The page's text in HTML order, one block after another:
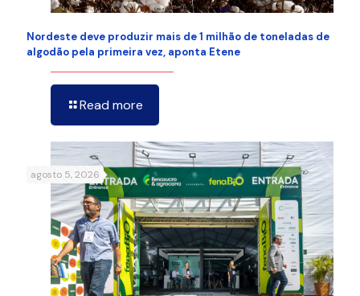
Nordeste deve produzir mais de 1 milhão de toneladas de
algodão pela primeira vez, aponta Etene
Read more
agosto 5, 2026